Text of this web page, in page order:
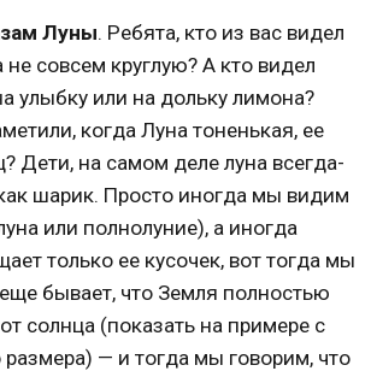
Луны. Ребята, кто из вас видел
не совсем круглую? А кто видел
улыбку или на дольку лимона?
когда Луна тоненькая, ее
Дети, на самом деле луна всегда-
как шарик. Просто иногда мы видим
или полнолуние), а иногда
только ее кусочек, вот тогда мы
бывает, что Земля полностью
солнца (показать на примере с
— и тогда мы говорим, что